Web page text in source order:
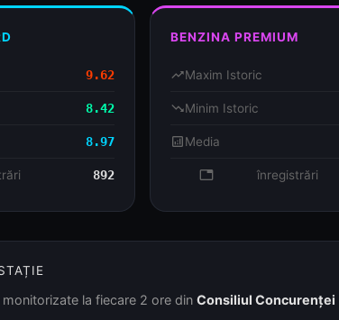
9.62
8.42
8.97
892
BENZINA PREMIUM
trending_upMaxim Istoric
trending_downMinim Istoric
analyticsMedia
database înregistrări
la fiecare 2 ore din Consiliul Concurenței